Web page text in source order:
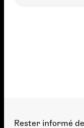
Rester informé